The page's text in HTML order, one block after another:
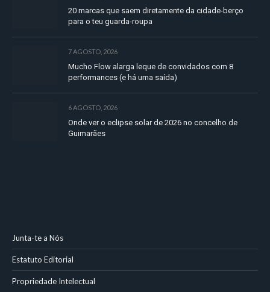
20 marcas que saem diretamente da cidade-berço
para o teu guarda-roupa
7 AGOSTO, 2026
Mucho Flow alarga leque de convidados com 8
performances (e há uma saída)
6 AGOSTO, 2026
Onde ver o eclipse solar de 2026 no concelho de
Guimarães
Junta-te a Nós
Estatuto Editorial
Propriedade Intelectual